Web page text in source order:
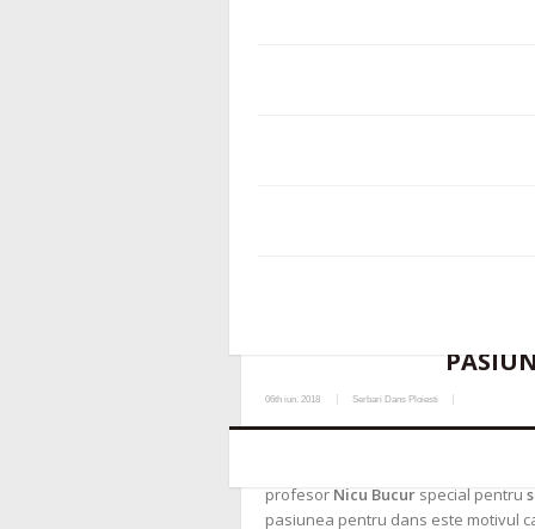
06th iun. 2018 Serbari Dans Ploiesti
profesor Nicu Bucur special pentru
pasiunea pentru dans este motivul